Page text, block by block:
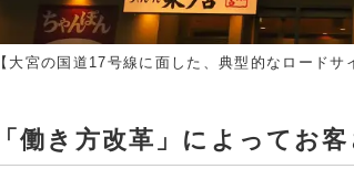
【大宮の国道17号線に面した、典型的なロードサ
「働き方改革」によってお